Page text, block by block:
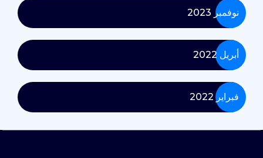
نوفمبر 2023
أبريل 2022
فبراير 2022